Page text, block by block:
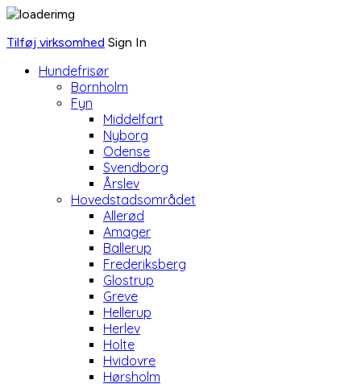
Tilføj virksomhed Sign In
Hundefrisør
Bornholm
Fyn
Middelfart
Nyborg
Odense
Svendborg
Årslev
Hovedstadsområdet
Allerød
Amager
Ballerup
Frederiksberg
Glostrup
Greve
Hellerup
Herlev
Holte
Hvidovre
Hørsholm